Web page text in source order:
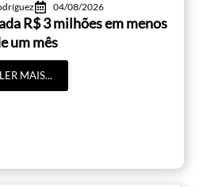
04/08/2026
R$ 3 milhões em menos
um mês
LER MAIS...